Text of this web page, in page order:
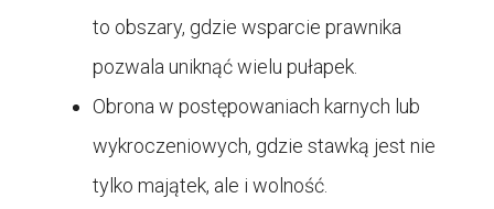
to obszary, gdzie wsparcie prawnika
pozwala uniknąć wielu pułapek.
Obrona w postępowaniach karnych lub
wykroczeniowych, gdzie stawką jest nie
tylko majątek, ale i wolność.